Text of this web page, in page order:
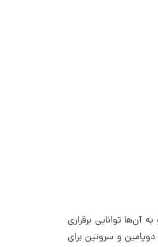
و به آن‌ها توانایی برقراری
و سروتین برای